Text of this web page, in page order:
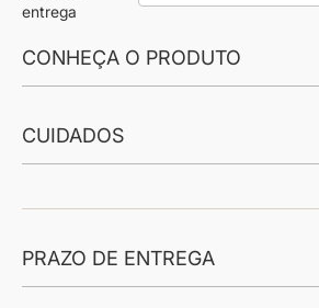
entrega
CONHEÇA O PRODUTO
CUIDADOS
PRAZO DE ENTREGA